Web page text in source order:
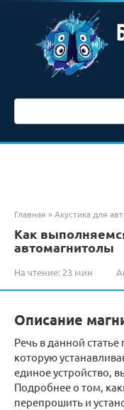
контенту
Главная »Акустика для
Как
автомагнитолы
На чтение: 23 мин
Описание
Речь в данной
которую
единое устройство,
Подробнее о том,
перепрошить и